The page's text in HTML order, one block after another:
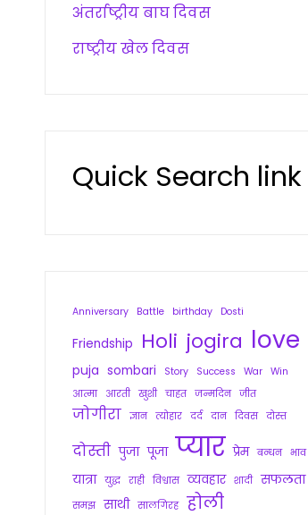
अंतर्राष्ट्रीय बाघ दिवस
राष्ट्रीय खेल दिवस
Quick Search link
Anniversary Battle birthday Dosti
Friendship Holi jogira love
puja sombari Story Success War
Win
आत्मा
आरती खुशी चाहत जन्मदिन जीत
जोगीरा ज्ञान त्योहार दर्द दान दिवस दोस्त
दोस्ती पुजा पूजा प्यार प्रेम बन्धन भाव
यात्रा युद्ध राही विश्वास व्यवहार शादी सफलता
समझ साथी सालगिरह होली